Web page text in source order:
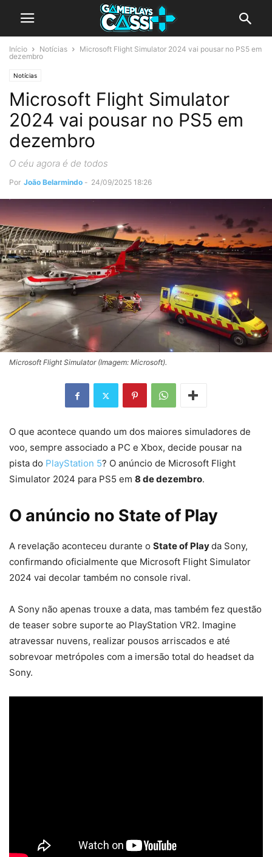
Início Notícias
Microsoft Flight Simulator 2024 vai pousar no PS5 em
dezembro
Notícias
Microsoft Flight Simulator
2024 vai pousar no PS5 em
dezembro
O céu agora é de todos
Por João Belarmindo - 24/09/2025 18:26
Microsoft Flight Simulator (Imagem: Microsoft).
O que acontece quando um dos maiores simuladores de
voo, sempre associado a PC e Xbox, decide pousar na
pista do PlayStation 5? O anúncio de Microsoft Flight
Simulator 2024 para PS5 em 8 de dezembro.
O anúncio no State of Play
A revelação aconteceu durante o State of Playda Sony,
confirmando oficialmente que Microsoft Flight Simulator
2024 vai decolar também no console rival.
A Sony não apenas trouxe a data, mas também fez questão
de teaser sobre suporte ao PlayStation VR2. Imagine
atravessar nuvens, realizar pousos arriscados e até
sobrevoar metrópoles com a imersão total do headset da
Sony.